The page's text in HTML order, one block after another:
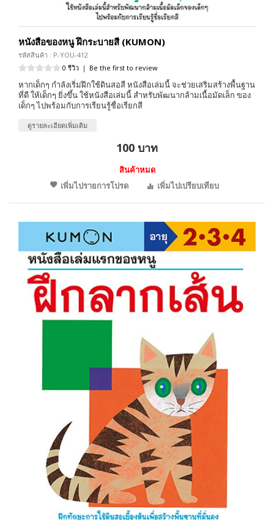
หนังสือของหนู ฝึกระบายสี (KUMON)
รหัสสินค้า : P-YOU-412
0 รีวิว | Be the first to review
หากเด็กๆ กำลังเริ่มฝึกใช้ดินสอสี หนังสือเล่มนี้ จะช่วยเสริมสร้างพื้นฐาน
ที่ดี ให้เด็กๆ ยิ่งขึ้น ใช้หนังสือเล่มนี้ สำหรับพัฒนากล้ามเนื้อมัดเล็ก ของ
เด็กๆ ไปพร้อมกับการเรียนรู้ชื่อเรียกสี
ดูรายละเอียดเพิ่มเติม
100 บาท
สินค้าหมด
เพิ่มไปรายการโปรด
เพิ่มไปเปรียบเทียบ